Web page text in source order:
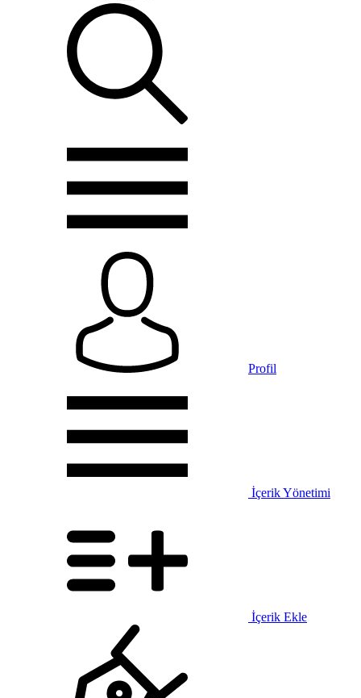
Profil
İçerik Yönetimi
İçerik Ekle